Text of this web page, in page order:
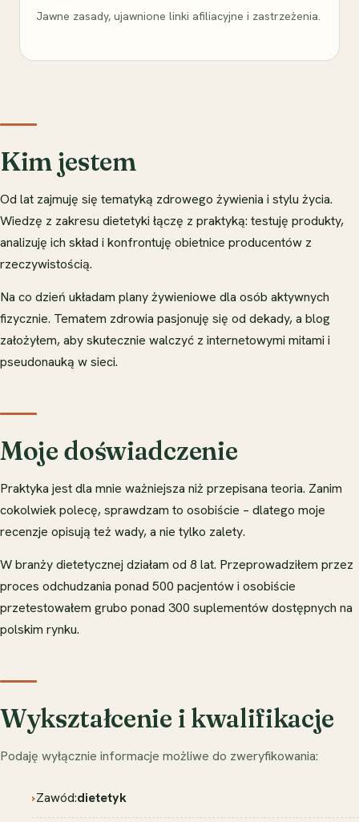
Jawne zasady, ujawnione linki afiliacyjne i zastrzeżenia.
Kim jestem
Od lat zajmuję się tematyką zdrowego żywienia i stylu życia.
Wiedzę z zakresu dietetyki łączę z praktyką: testuję produkty,
analizuję ich skład i konfrontuję obietnice producentów z
rzeczywistością.
Na co dzień układam plany żywieniowe dla osób aktywnych
fizycznie. Tematem zdrowia pasjonuję się od dekady, a blog
założyłem, aby skutecznie walczyć z internetowymi mitami i
pseudonauką w sieci.
Moje doświadczenie
Praktyka jest dla mnie ważniejsza niż przepisana teoria. Zanim
cokolwiek polecę, sprawdzam to osobiście – dlatego moje
recenzje opisują też wady, a nie tylko zalety.
W branży dietetycznej działam od 8 lat. Przeprowadziłem przez
proces odchudzania ponad 500 pacjentów i osobiście
przetestowałem grubo ponad 300 suplementów dostępnych na
polskim rynku.
Wykształcenie i kwalifikacje
Podaję wyłącznie informacje możliwe do zweryfikowania:
Zawód:dietetyk